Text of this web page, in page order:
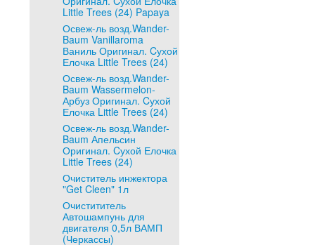
Little Trees (24) Papaya
Освеж-ль возд.Wander-
Baum Vanillaroma
Ваниль Оригинал. Cухой
Елочка Little Trees (24)
Освеж-ль возд.Wander-
Baum Wassermelon-
Арбуз Оригинал. Cухой
Елочка Little Trees (24)
Освеж-ль возд.Wander-
Baum Апельсин
Оригинал. Cухой Елочка
Little Trees (24)
Очиститель инжектора
"Get Cleen" 1л
Очистититель
Автошампунь для
двигателя 0,5л ВАМП
(Черкассы)